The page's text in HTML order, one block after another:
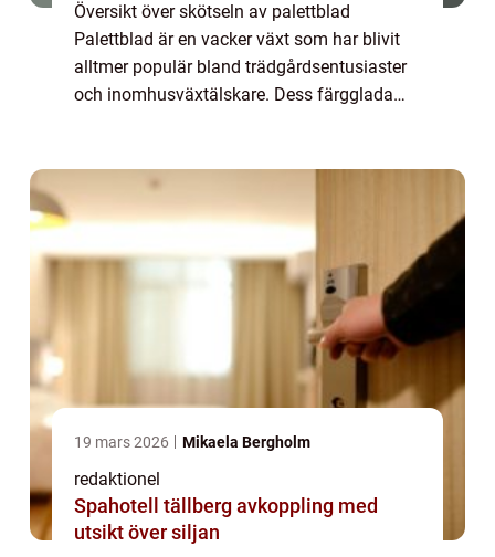
Översikt över skötseln av palettblad
Palettblad är en vacker växt som har blivit
alltmer populär bland trädgårdsentusiaster
och inomhusväxtälskare. Dess färgglada
19 mars 2026 Mikaela Bergholm
redaktionel
Spahotell tällberg avkoppling med
utsikt över siljan